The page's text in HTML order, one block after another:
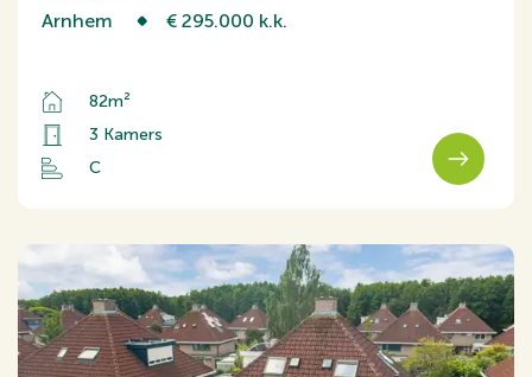
Arnhem € 295.000 k.k.
82m²
3 Kamers
C